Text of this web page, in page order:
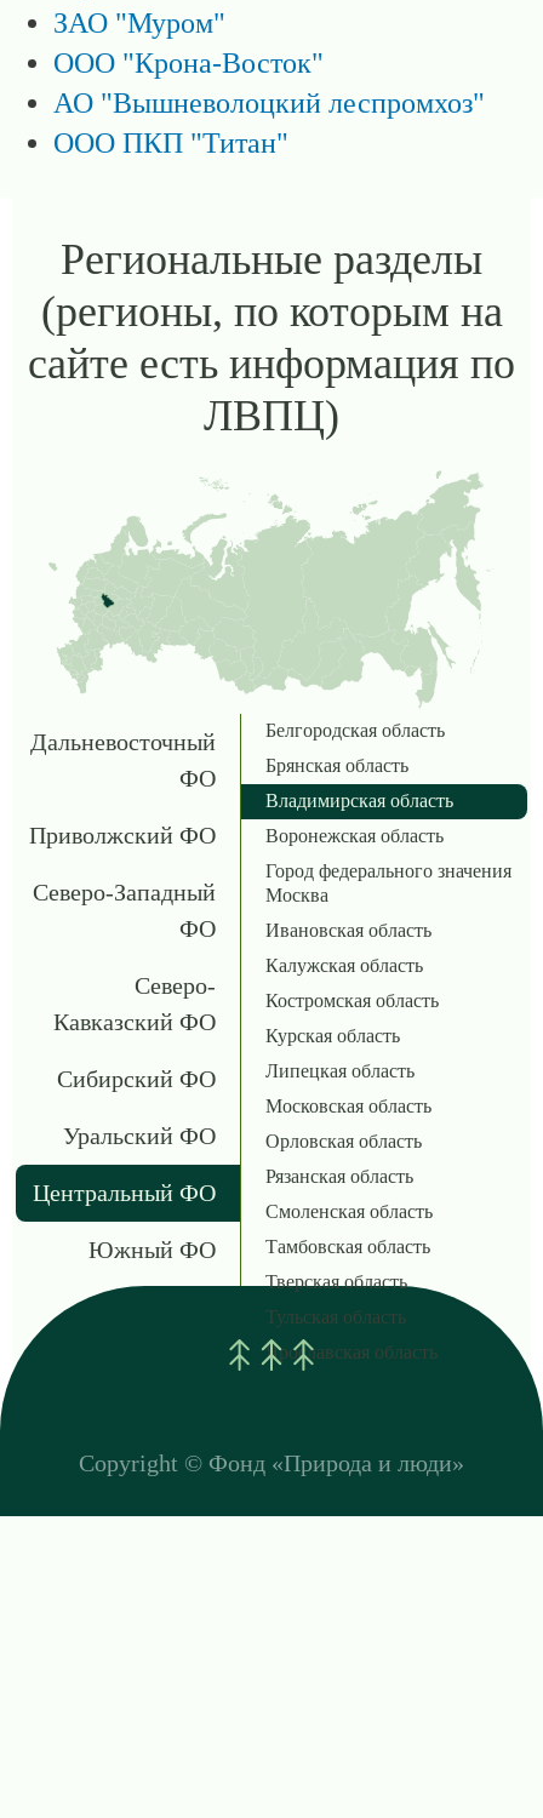
ЗАО "Муром"
ООО "Крона-Восток"
АО "Вышневолоцкий леспромхоз"
ООО ПКП "Титан"
Региональные разделы
(регионы, по которым на
сайте есть информация по
ЛВПЦ)
Дальневосточный
ФО
Приволжский ФО
Северо-Западный
ФО
Северо-
Кавказский ФО
Сибирский ФО
Уральский ФО
Центральный ФО
Южный ФО
Белгородская область
Брянская область
Владимирская область
Воронежская область
Город федерального значения
Москва
Ивановская область
Калужская область
Костромская область
Курская область
Липецкая область
Московская область
Орловская область
Рязанская область
Смоленская область
Тамбовская область
Тверская область
Тульская область
Ярославская область
Copyright © Фонд «Природа и люди»